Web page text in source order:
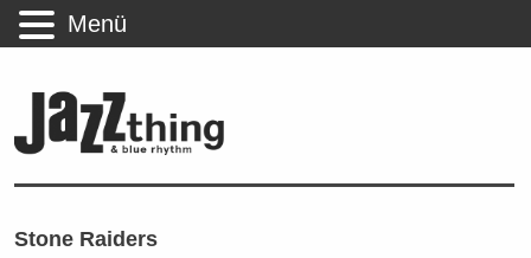
Stone Raiders
Menü